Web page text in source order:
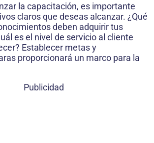
la capacitación, es importante
claros que deseas alcanzar. ¿Qué
deben adquirir tus
es el nivel de servicio al cliente
Establecer metas y
proporcionará un marco para la
Publicidad